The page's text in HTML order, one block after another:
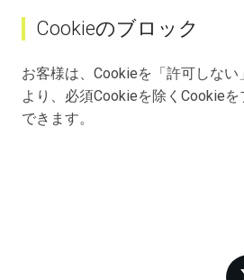
Cookieのブロック
お客様は、Cookieを「許可しな
より、必須Cookieを除くCookie
できます。